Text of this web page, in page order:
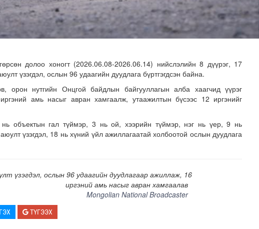
шөнөдөө 21 хэм дулаан
долоо хоногт (2026.06.08-2026.06.14) нийслэлийн 8 дүүрэг, 17
үзэгдэл, ослын 96 удаагийн дуудлага бүртгэгдсэн байна.
орон нутгийн Онцгой байдлын байгууллагын алба хаагчид үүрэг
амь насыг авран хамгаалж, утаажилтын бүсээс 12 иргэнийг
объектын гал түймэр, 3 нь ой, хээрийн түймэр, нэг нь үер, 9 нь
үзэгдэл, 18 нь хүний үйл ажиллагаатай холбоотой ослын дуудлага
үзэгдэл, ослын 96 удаагийн дуудлагаар ажиллаж, 16
иргэний амь насыг авран хамгаалав
Mongolian National Broadcaster
ТҮГЭЭХ